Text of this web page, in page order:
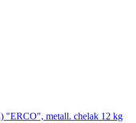
"ERCO", metall. chelak 12 kg